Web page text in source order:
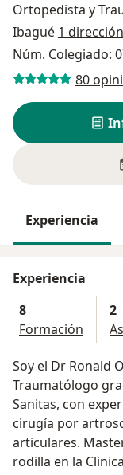
Ortopedista y
Ibagué 1 dirección
Núm. Colegiado:
80
Experiencia
Experiencia
8
Formación
2
Soy el Dr Ronald
Traumatólogo
Sanitas, con
cirugía por
articulares.
rodilla en la